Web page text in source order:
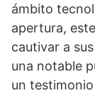
ámbito
apertura,
cautivar a
una notable
un